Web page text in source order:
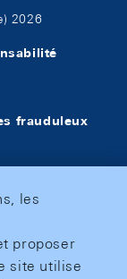
2026
frauduleux
les
proposer
site utilise